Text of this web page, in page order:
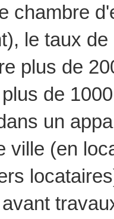
chambre
le taux
plus de
de
un
ville (en